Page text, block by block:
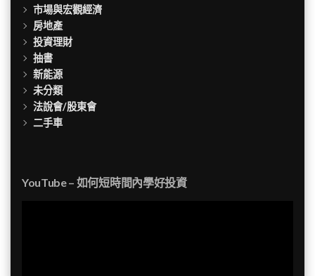
市場與宏觀經濟
房地產
投資理財
抽書
新能源
未分類
法說會/股東會
二手車
YouTube – 如何短時間內學好投資